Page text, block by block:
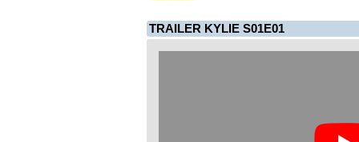
TRAILER KYLIE S01E01